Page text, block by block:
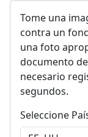
Tome una
contra un
una foto
documento
necesario
segundos.
Seleccione